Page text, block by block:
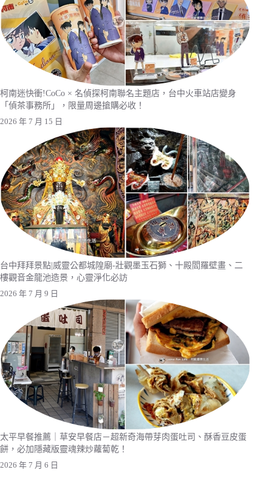
柯南迷快衝!CoCo × 名偵探柯南聯名主題店，台中火車站店變身
「偵茶事務所」，限量周邊搶購必收！
2026 年 7 月 15 日
台中拜拜景點|威靈公都城隍廟-壯觀墨玉石獅、十殿閻羅壁畫、二
樓觀音金龍池造景，心靈淨化必訪
2026 年 7 月 9 日
太平早餐推薦｜草安早餐店－超新奇海帶芽肉蛋吐司、酥香豆皮蛋
餅，必加隱藏版靈魂辣炒蘿蔔乾！
2026 年 7 月 6 日